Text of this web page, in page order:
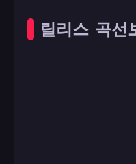
릴리스 곡선